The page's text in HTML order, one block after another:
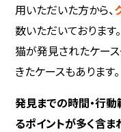
用いただいた方から、
数いただいております
猫が発見されたケー
きたケースもあります。
発見までの時間・行
るポイントが多く含ま